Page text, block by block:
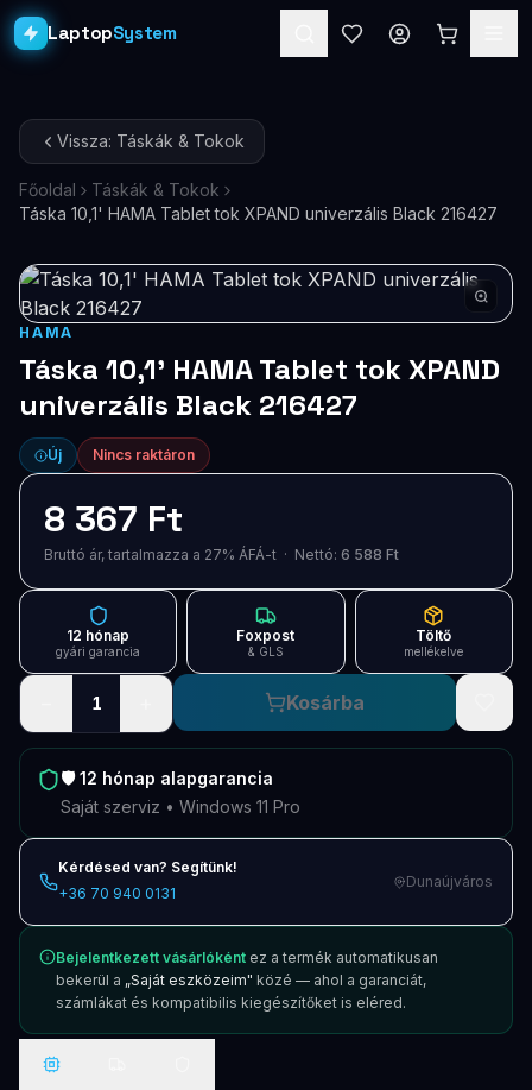
LaptopSystem
Asztali PC-k
Workstation PRO
Monitorok
Dokkolók
Kiegészítők
Akciók
Blog
Támogatás
Új termékek
Keresés
Vissza: Táskák & Tokok
Főoldal
Táskák & Tokok
Táska 10,1' HAMA Tablet tok XPAND univerzális Black 216427
HAMA
Táska 10,1' HAMA Tablet tok XPAND
univerzális Black 216427
Új Nincs raktáron
8 367 Ft
Bruttó ár, tartalmazza a 27% ÁFÁ-t · Nettó: 6 588 Ft
12 hónap
gyári garancia
Foxpost
& GLS
Töltő
mellékelve
1 Kosárba
🛡️12 hónap alapgarancia
Saját szerviz • Windows 11 Pro
Kérdésed van? Segítünk!
+36 70 940 0131
Dunaújváros
Bejelentkezett vásárlóként ez a termék automatikusan
bekerül a „Saját eszközeim" közé — ahol a garanciát,
számlákat és kompatibilis kiegészítőket is eléred.